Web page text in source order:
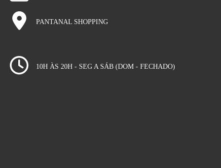
PANTANAL SHOPPING
10H ÀS 20H - SEG A SÁB (DOM - FECHADO)